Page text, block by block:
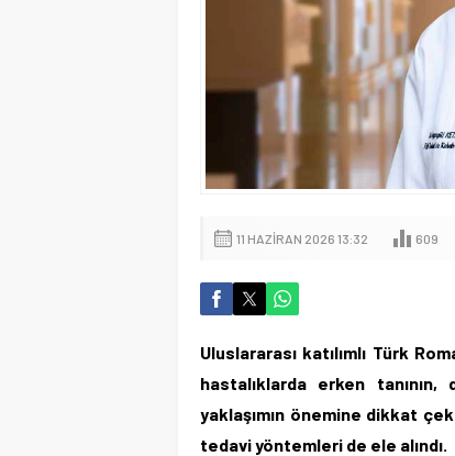
11 HAZIRAN 2026 13:32 609
Uluslararası katılımlı Türk
hastalıklarda erken
yaklaşımın önemine dikkat
tedavi yöntemleri de ele alındı.